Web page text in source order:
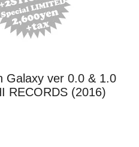
Galaxy ver 0.0 & 1.0
RECORDS (2016)